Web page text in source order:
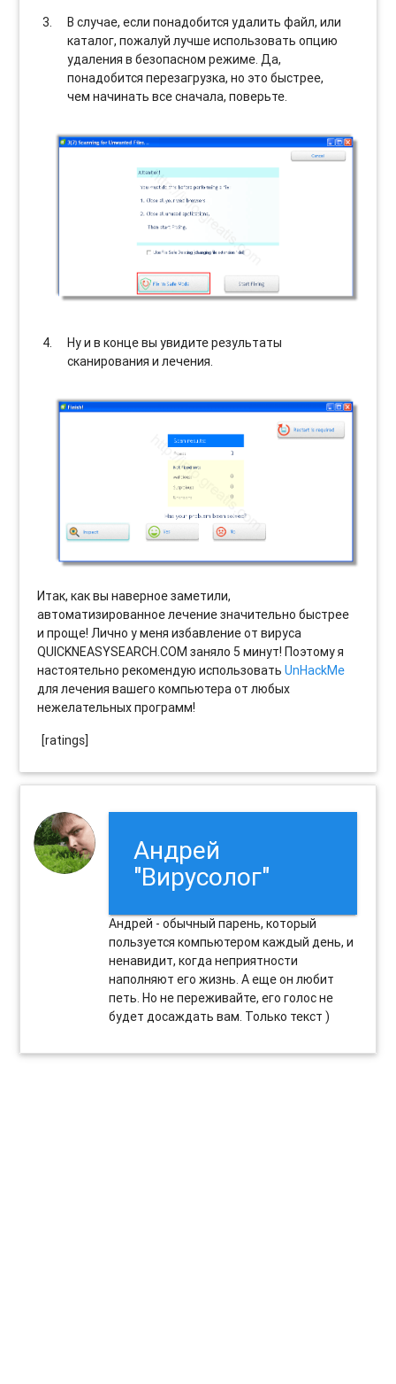
В случае, если понадобится удалить файл, или
каталог, пожалуй лучше использовать опцию
удаления в безопасном режиме. Да,
понадобится перезагрузка, но это быстрее,
чем начинать все сначала, поверьте.
Ну и в конце вы увидите результаты
сканирования и лечения.
Итак, как вы наверное заметили,
автоматизированное лечение значительно быстрее
и проще! Лично у меня избавление от вируса
QUICKNEASYSEARCH.COM заняло 5 минут! Поэтому я
настоятельно рекомендую использоватьUnHackMe
для лечения вашего компьютера от любых
нежелательных программ!
[ratings]
Андрей
"Вирусолог"
Андрей - обычный парень, который
пользуется компьютером каждый день, и
ненавидит, когда неприятности
наполняют его жизнь. А еще он любит
петь. Но не переживайте, его голос не
будет досаждать вам. Только текст )